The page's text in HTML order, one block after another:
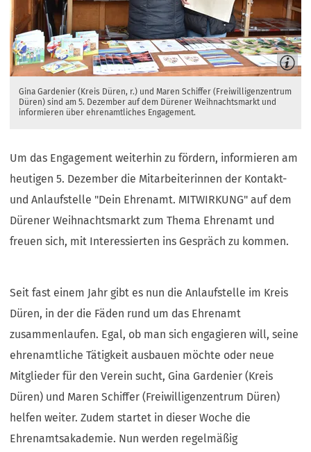
Gina Gardenier (Kreis Düren, r.) und Maren Schiffer (Freiwilligenzentrum
Düren) sind am 5. Dezember auf dem Dürener Weihnachtsmarkt und
informieren über ehrenamtliches Engagement.
Um das Engagement weiterhin zu fördern, informieren am
heutigen 5. Dezember die Mitarbeiterinnen der Kontakt-
und Anlaufstelle "Dein Ehrenamt. MITWIRKUNG" auf dem
Dürener Weihnachtsmarkt zum Thema Ehrenamt und
freuen sich, mit Interessierten ins Gespräch zu kommen.
Seit fast einem Jahr gibt es nun die Anlaufstelle im Kreis
Düren, in der die Fäden rund um das Ehrenamt
zusammenlaufen. Egal, ob man sich engagieren will, seine
ehrenamtliche Tätigkeit ausbauen möchte oder neue
Mitglieder für den Verein sucht, Gina Gardenier (Kreis
Düren) und Maren Schiffer (Freiwilligenzentrum Düren)
helfen weiter. Zudem startet in dieser Woche die
Ehrenamtsakademie. Nun werden regelmäßig